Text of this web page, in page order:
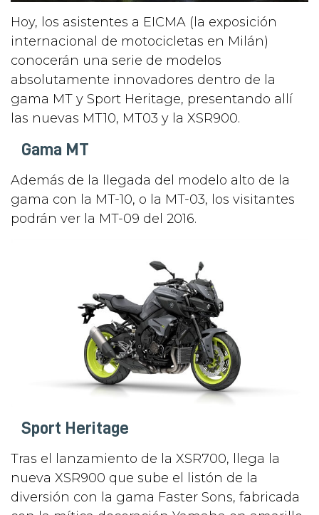
Hoy, los asistentes a EICMA (la exposición
internacional de motocicletas en Milán)
conocerán una serie de modelos
absolutamente innovadores dentro de la
gama MT y Sport Heritage, presentando allí
las nuevas MT10, MT03 y la XSR900.
Gama MT
Además de la llegada del modelo alto de la
gama con la MT-10, o la MT-03, los visitantes
podrán ver la MT-09 del 2016.
Sport Heritage
Tras el lanzamiento de la XSR700, llega la
nueva XSR900 que sube el listón de la
diversión con la gama Faster Sons, fabricada